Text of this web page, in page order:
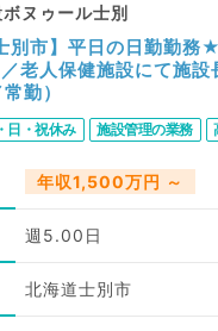
ヌゥール士別
別市】平日の日勤勤務
老人保健施設にて施設
勤）
日・祝休み 施設管理の業務
年収1,500万円 ～
週5.00日
北海道士別市